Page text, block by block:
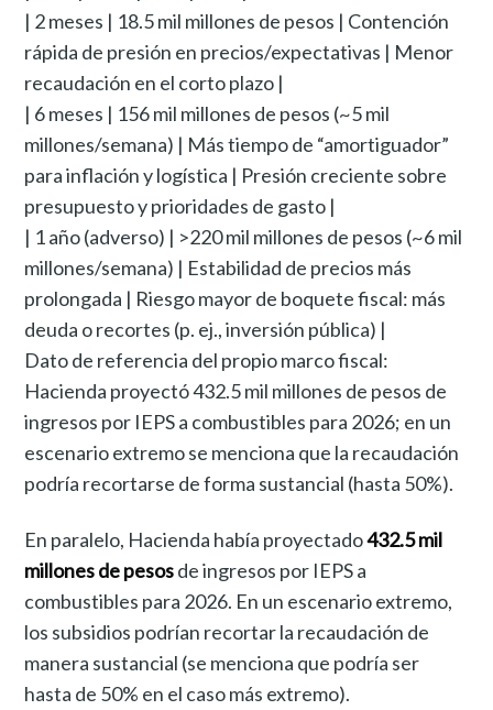
| 2 meses | 18.5 mil millones de pesos | Contención
rápida de presión en precios/expectativas | Menor
recaudación en el corto plazo |
| 6 meses | 156 mil millones de pesos (~5 mil
millones/semana) | Más tiempo de “amortiguador”
para inflación y logística | Presión creciente sobre
presupuesto y prioridades de gasto |
| 1 año (adverso) | >220 mil millones de pesos (~6 mil
millones/semana) | Estabilidad de precios más
prolongada | Riesgo mayor de boquete fiscal: más
deuda o recortes (p. ej., inversión pública) |
Dato de referencia del propio marco fiscal:
Hacienda proyectó 432.5 mil millones de pesos de
ingresos por IEPS a combustibles para 2026; en un
escenario extremo se menciona que la recaudación
podría recortarse de forma sustancial (hasta 50%).
En paralelo, Hacienda había proyectado432.5 mil
millones de pesosde ingresos por IEPS a
combustibles para 2026. En un escenario extremo,
los subsidios podrían recortar la recaudación de
manera sustancial (se menciona que podría ser
hasta de 50% en el caso más extremo).